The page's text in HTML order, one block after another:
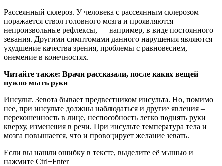
Рассеянный склероз. У человека с рассеянным склерозом
поражается ствол головного мозга и проявляются
непроизвольные рефлексы, — например, в виде постоянного
зевания. Другими симптомами данного нарушения являются
ухудшение качества зрения, проблемы с равновесием,
онемение в конечностях.
Читайте также: Врачи рассказали, после каких вещей
нужно мыть руки
Инсульт. Зевота бывает предвестником инсульта. Но, помимо
нее, при инсульте должны наблюдаться и другие явления –
перекошенность в лице, неспособность легко поднять руки
кверху, изменения в речи. При инсульте температура тела и
мозга повышается, что и провоцирует желание зевать.
Если вы нашли ошибку в тексте, выделите её мышью и
нажмите Ctrl+Enter